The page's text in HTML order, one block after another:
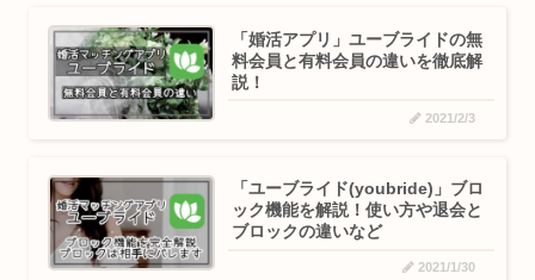
「婚活アプリ」ユーブライドの無
料会員と有料会員の違いを徹底解
説！
2021/2/3
「ユーブライド(youbride)」ブロ
ック機能を解説！使い方や退会と
ブロックの違いなど
2021/1/30